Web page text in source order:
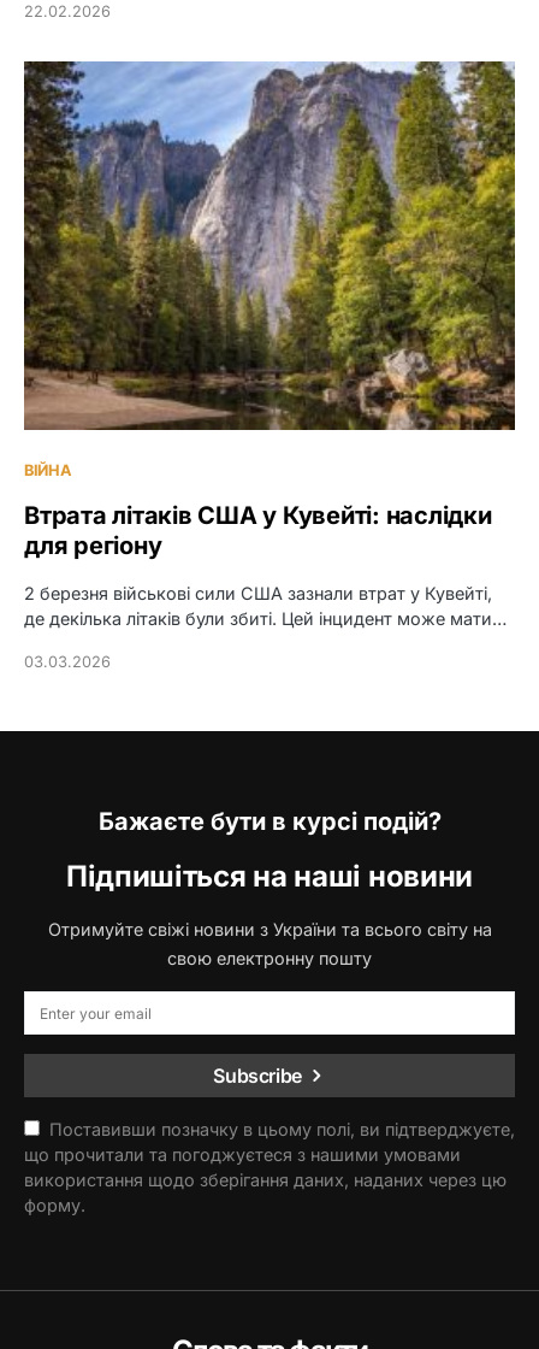
22.02.2026
ВІЙНА
Втрата літаків США у Кувейті: наслідки
для регіону
2 березня військові сили США зазнали втрат у Кувейті,
де декілька літаків були збиті. Цей інцидент може мати…
03.03.2026
Бажаєте бути в курсі подій?
Підпишіться на наші новини
Отримуйте свіжі новини з України та всього світу на
свою електронну пошту
Subscribe
Поставивши позначку в цьому полі, ви підтверджуєте,
що прочитали та погоджуєтеся з нашими умовами
використання щодо зберігання даних, наданих через цю
форму.